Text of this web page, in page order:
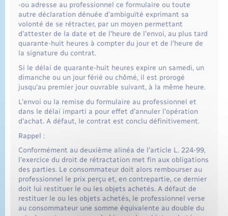
-ou adresse au professionnel ce formulaire ou toute
autre déclaration dénuée d'ambiguïté exprimant sa
volonté de se rétracter, par un moyen permettant
d'attester de la date et de l'heure de l'envoi, au plus tard
quarante-huit heures à compter du jour et de l'heure de
la signature du contrat.
Si le délai de quarante-huit heures expire un samedi, un
dimanche ou un jour férié ou chômé, il est prorogé
jusqu'au premier jour ouvrable suivant, à la même heure.
L'envoi ou la remise du formulaire au professionnel et
dans le délai imparti a pour effet d'annuler l'opération
d'achat. A défaut, le contrat est conclu définitivement.
Rappel :
Conformément au deuxième alinéa de l'article L. 224-99,
l'exercice du droit de rétractation met fin aux obligations
des parties. Le consommateur doit alors rembourser au
professionnel le prix perçu et, en contrepartie, ce dernier
doit lui restituer le ou les objets achetés. A défaut de
restituer le ou les objets achetés, le professionnel verse
au consommateur une somme équivalente au double du